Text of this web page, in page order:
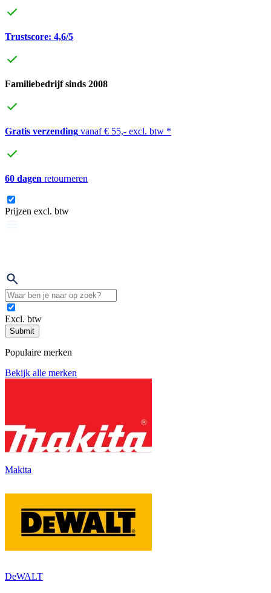
Trustscore: 4,6/5
Familiebedrijf sinds 2008
Gratis verzending vanaf € 55,- excl. btw *
60 dagen retourneren
Prijzen excl. btw
Excl. btw
Submit
Populaire merken
Bekijk alle merken
Makita
DeWALT